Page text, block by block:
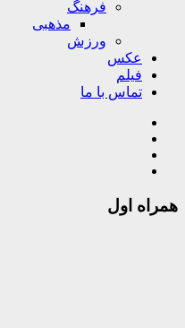
فرهنگ
مذهبی
ورزش
عکس
فیلم
تماس با ما
همراه اول